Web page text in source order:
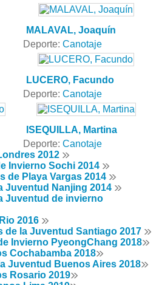
MALAVAL, Joaquín
Deporte: Canotaje
LUCERO, Facundo
Deporte: Canotaje
ISEQUILLA, Martina
Deporte: Canotaje
2012
Invierno Sochi 2014
de Playa Vargas 2014
Juventud Nanjing 2014
Juventud de invierno
2016
de la Juventud Santiago 2017
Invierno PyeongChang 2018
Cochabamba 2018
Juventud Buenos Aires 2018
Rosario 2019